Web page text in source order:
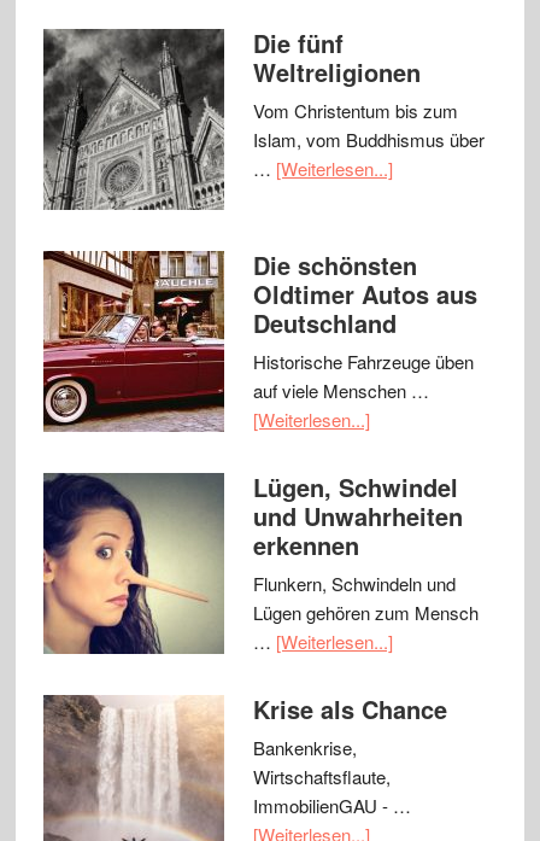
Die fünf
Weltreligionen
Vom Christentum bis zum
Islam, vom Buddhismus über
… [Weiterlesen...]
Die schönsten
Oldtimer Autos aus
Deutschland
Historische Fahrzeuge üben
auf viele Menschen …
[Weiterlesen...]
Lügen, Schwindel
und Unwahrheiten
erkennen
Flunkern, Schwindeln und
Lügen gehören zum Mensch
… [Weiterlesen...]
Krise als Chance
Bankenkrise,
Wirtschaftsflaute,
ImmobilienGAU - …
[Weiterlesen...]